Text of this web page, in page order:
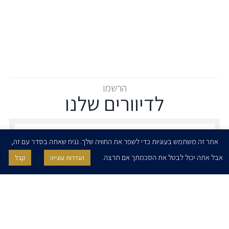
הרשמו
לדיוורים שלנו
אני מאשר/ת בזאת להרצוג, פוקס, נאמן ושות' לשלוח לי ניוזלטרים,
הודעות והזמנות לאירועים וכנסים. אני רשאי/ת לחזור בי מהסכמתי לעיל בכל
אתר זה משתמש בעוגיות כדי לשפר את החוויה שלך. נניח שאתה בסדר עם זה,
אבל אתה יכול לבטל את הסכמתך אם תרצה.
הגדרות עוגייה קבל